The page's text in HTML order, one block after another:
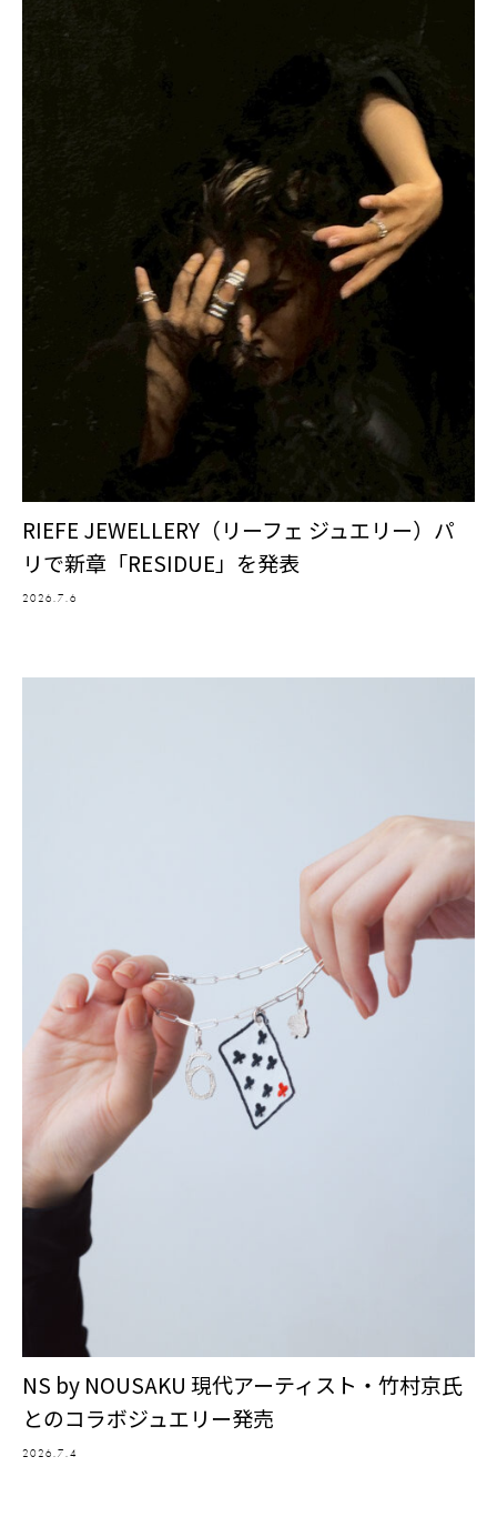
RIEFE JEWELLERY（リーフェ ジュエリー）パ
リで新章「RESIDUE」を発表
2026.7.6
NS by NOUSAKU 現代アーティスト・竹村京氏
とのコラボジュエリー発売
2026.7.4